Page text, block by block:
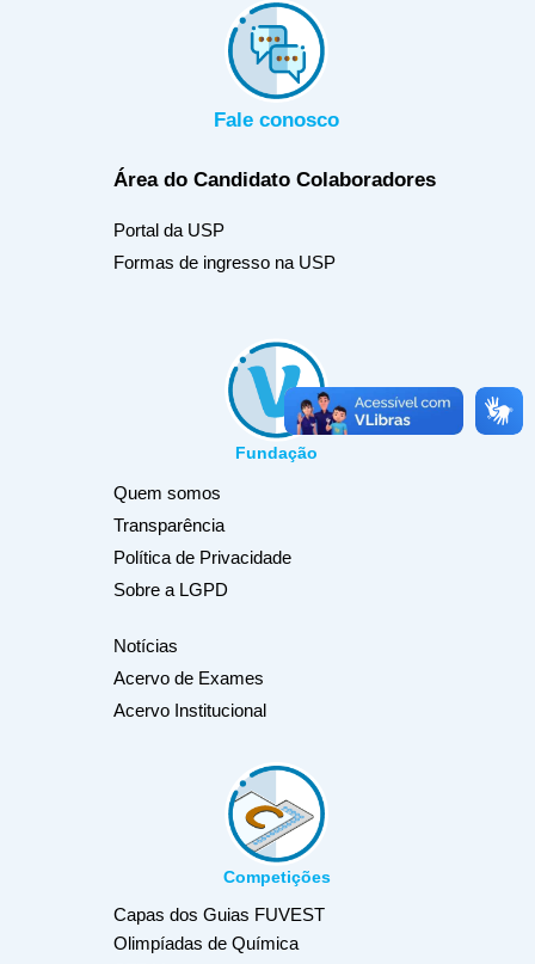
Fale conosco
Área do Candidato Colaboradores
Portal da USP
Formas de ingresso na USP
Fundação
Quem somos
Transparência
Política de Privacidade
Sobre a LGPD
Notícias
Acervo de Exames
Acervo Institucional
Competições
Capas dos Guias FUVEST
Olimpíadas de Química